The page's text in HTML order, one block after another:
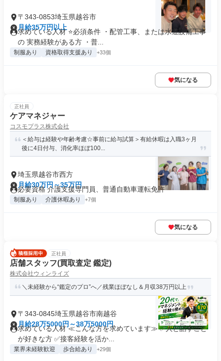
〒343-0853埼玉県越谷市
月給35万円以上
求めている人材 ⭐必須条件 ・配管工事、または水道設備工事
の 実務経験がある方 ・普...
制服あり 資格取得支援あり +33個
気になる
正社員
ケアマネジャー
コスモプラス株式会社
＜給与は経験や年齢考慮☆事前に給与試算＞有給休暇は入職3ヶ月
後に4日付与、消化率ほぼ100...
埼玉県越谷市西方
月給30万円～35万円
必要資格 介護支援専門員、普通自動車運転免許
制服あり 介護休暇あり +7個
気になる
正社員
店舗スタッフ(買取査定 鑑定)
株式会社ウィンライズ
＼未経験から“鑑定のプロ”へ／残業ほぼなし＆月収38万円以上
〒343-0845埼玉県越谷市南越谷
月給28万5000円～38万5000円
求めている人材 ≪こんな方を求めています≫ ✅人と話すこと
が好きな方 ✅接客経験を活か...
業界未経験歓迎 歩合給あり +29個